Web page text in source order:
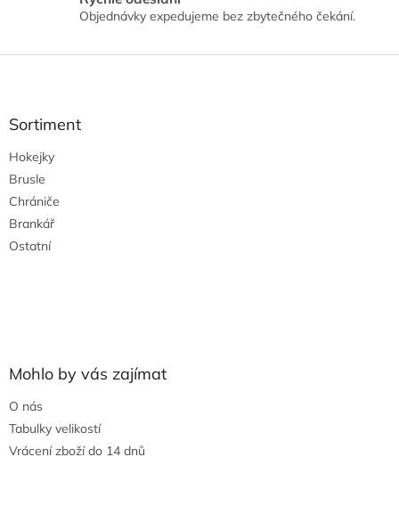
Objednávky expedujeme bez zbytečného čekání.
Z
Sortiment
Hokejky
Brusle
Chrániče
Brankář
Ostatní
Mohlo by vás zajímat
O nás
Tabulky velikostí
Vrácení zboží do 14 dnů